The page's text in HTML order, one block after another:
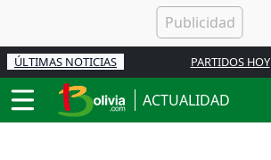
ÚLTIMAS NOTICIAS PARTIDOS HOY
ACTUALIDAD